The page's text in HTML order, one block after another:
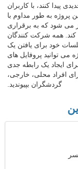
پیدا کنند، با کاربران
پروژه به طور مداوم با
می شود که به برقراری
همه شرکت کنندگان
خود برای یافتن یک
می توانید پروفایل های
ایجاد یک رابطه جدی
افراد محلی، خارجی،
گردشگران بپیوندید.